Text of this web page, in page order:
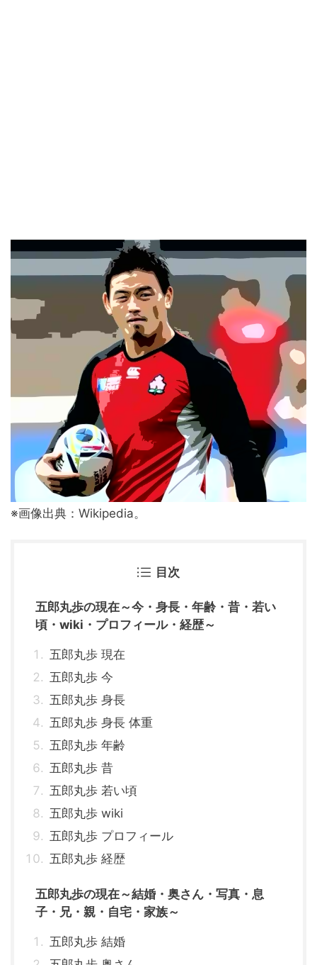
※画像出典：Wikipedia。
目次
五郎丸歩の現在～今・身長・年齢・昔・若い
頃・wiki・プロフィール・経歴～
五郎丸歩 現在
五郎丸歩 今
五郎丸歩 身長
五郎丸歩 身長 体重
五郎丸歩 年齢
五郎丸歩 昔
五郎丸歩 若い頃
五郎丸歩 wiki
五郎丸歩 プロフィール
五郎丸歩 経歴
五郎丸歩の現在～結婚・奥さん・写真・息
子・兄・親・自宅・家族～
五郎丸歩 結婚